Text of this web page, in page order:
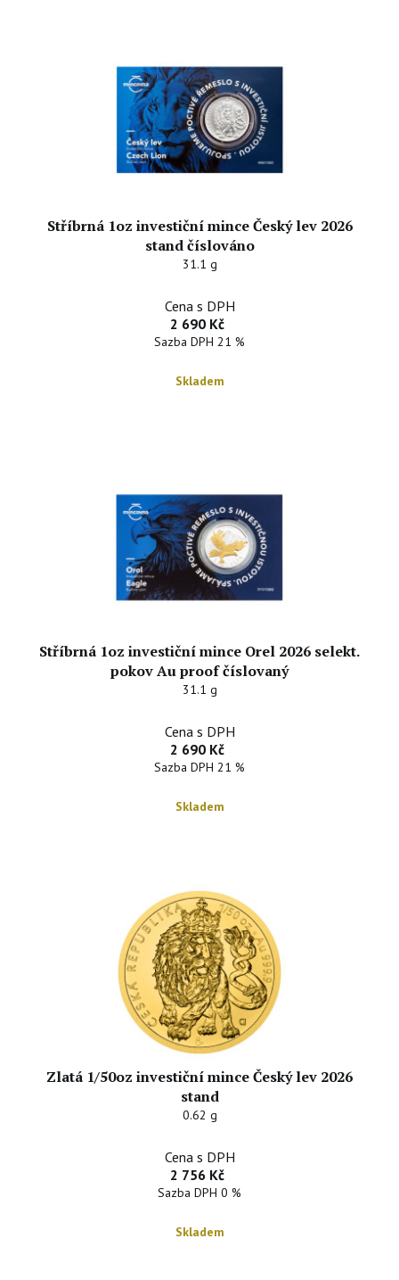
Stříbrná 1oz investiční mince Český lev 2026
stand číslováno
31.1 g
Cena s DPH
2 690 Kč
Sazba DPH 21 %
Skladem
Stříbrná 1oz investiční mince Orel 2026 selekt.
pokov Au proof číslovaný
31.1 g
Cena s DPH
2 690 Kč
Sazba DPH 21 %
Skladem
Zlatá 1/50oz investiční mince Český lev 2026
stand
0.62 g
Cena s DPH
2 756 Kč
Sazba DPH 0 %
Skladem